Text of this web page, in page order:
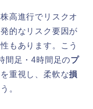
高進行でリスクオ
的なリスク要因が
もあります。こう
間足・4時間足のプ
重視し、柔軟な損
。